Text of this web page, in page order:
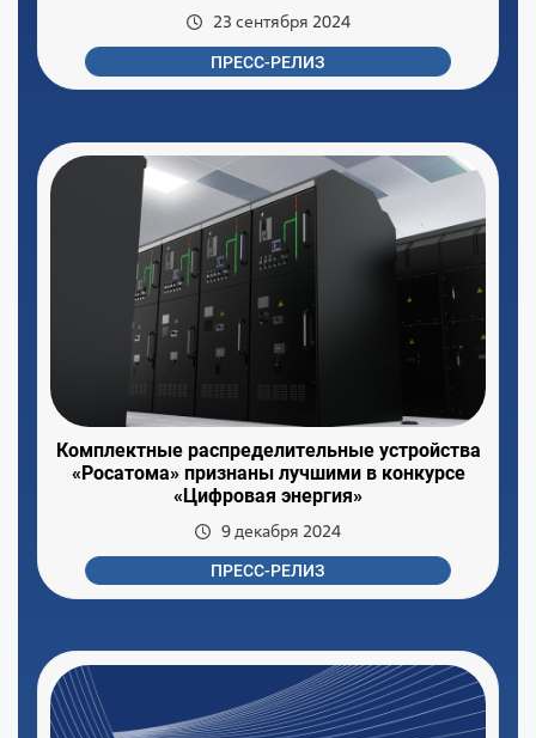
23 сентября 2024
ПРЕСС-РЕЛИЗ
Комплектные распределительные устройства
«Росатома» признаны лучшими в конкурсе
«Цифровая энергия»
9 декабря 2024
ПРЕСС-РЕЛИЗ